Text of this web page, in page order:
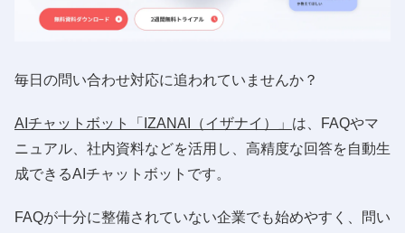
毎日の問い合わせ対応に追われていませんか？
AIチャットボット「IZANAI（イザナイ）」 は、FAQやマ
ニュアル、社内資料などを活用し、高精度な回答を自動生
成できるAIチャットボットです。
FAQが十分に整備されていない企業でも始めやすく、問い